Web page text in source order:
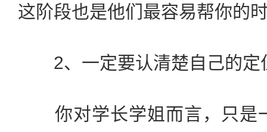
这阶段也是他们最容易帮你的
2、一定要认清楚自己的定
你对学长学姐而言，只是